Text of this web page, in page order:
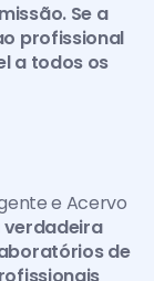
Se a
profissional
a todos os
e Acervo
verdadeira
de